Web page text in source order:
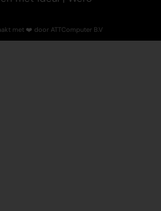
met ❤️ door ATTComputer B.V